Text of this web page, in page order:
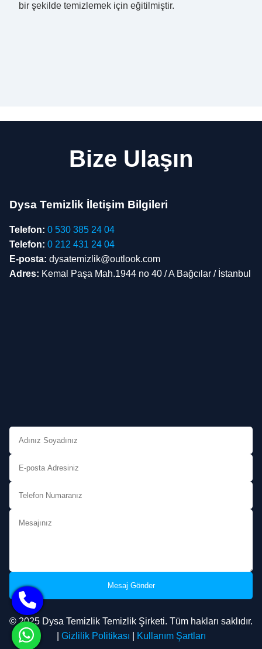
bir şekilde temizlemek için eğitilmiştir.
Bize Ulaşın
Dysa Temizlik İletişim Bilgileri
Telefon: 0 530 385 24 04
Telefon: 0 212 431 24 04
E-posta: dysatemizlik@outlook.com
Adres: Kemal Paşa Mah.1944 no 40 / A Bağcılar / İstanbul
Mesaj Gönder
© 2025 Dysa Temizlik Temizlik Şirketi. Tüm hakları saklıdır.
Gizlilik Politikası Kullanım Şartları